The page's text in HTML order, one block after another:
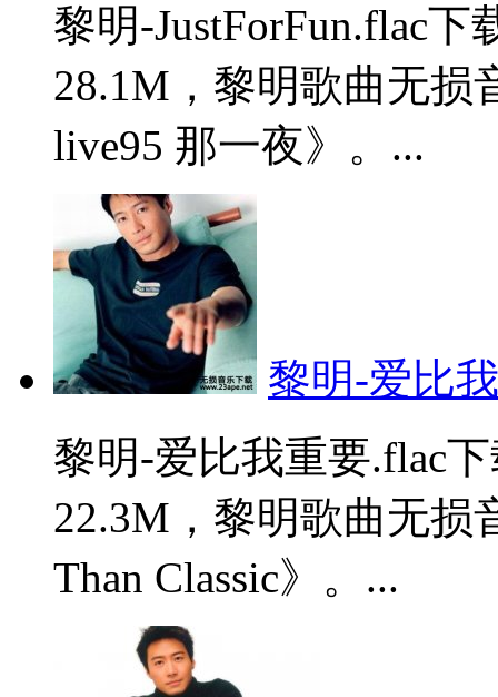
黎明-JustForFun.flac
28.1M，黎明歌曲无损
live95 那一夜》。...
黎明-爱比
黎明-爱比我重要.flac
22.3M，黎明歌曲无损
Than Classic》。...